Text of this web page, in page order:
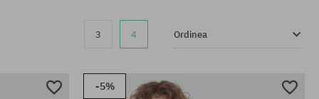
3 4 Ordinea
-5%